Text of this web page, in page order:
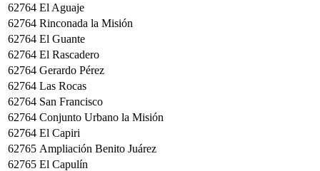
62764 El Aguaje
62764 Rinconada la Misión
62764 El Guante
62764 El Rascadero
62764 Gerardo Pérez
62764 Las Rocas
62764 San Francisco
62764 Conjunto Urbano la Misión
62764 El Capiri
62765 Ampliación Benito Juárez
62765 El Capulín